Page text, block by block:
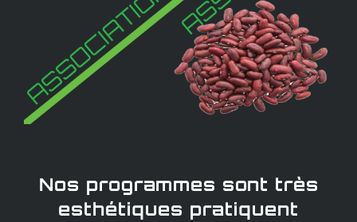
Nos programmes sont très
esthétiques pratiquent